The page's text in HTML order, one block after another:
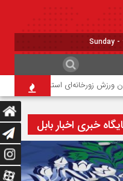
زورخانه‌ای استان مازندران شد
خبری اخبار بابل